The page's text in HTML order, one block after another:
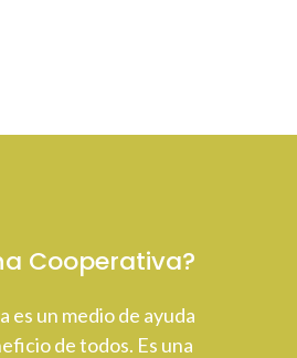
Cooperativa?
es un medio de ayuda
de todos. Es una